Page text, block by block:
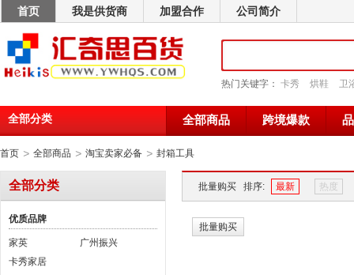
首页 我是供货商 加盟合作 公司简介
热门关键字： 卡秀 烘鞋 卫
全部分类 全部商品 跨境爆款
首页 > 全部商品 > 淘宝卖家必备 > 封箱工具
全部分类
优质品牌
家英
广州振兴
卡秀家居
批量购买 排序: 最新 热度
批量购买